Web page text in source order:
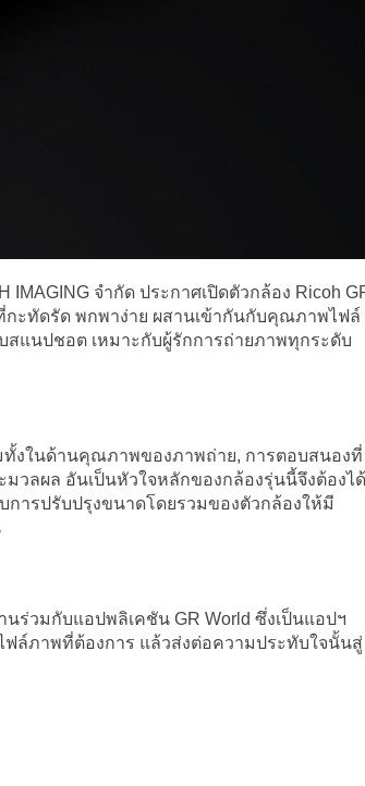
จำกัด ประกาศเปิดตัวกล้อง Ricoh
กะทัดรัด พกพาง่าย ผสานเข้ากันกับคุณภาพไฟล์
สแนปชอต เหมาะกับผู้รักการถ่ายภาพทุกระดับ
งในด้านคุณภาพของภาพถ่าย, การตอบสนองที่
วลผล อันเป็นหัวใจหลักของกล้องรุ่นนี้จึงต้องได้
ารปรับปรุงขนาดโดยรวมของตัวกล้องให้มี
ร่วมกับแอปพลิเคชัน GR World ซึ่งเป็นแอปฯ
ล์ภาพที่ต้องการ แล้วส่งต่อความประทับใจนั้นสู่